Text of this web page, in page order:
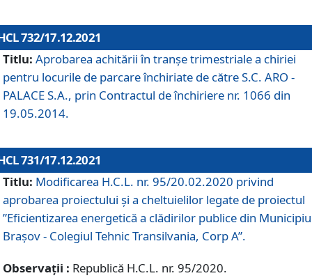
732/17.12.2021
Titlu: Aprobarea achitării în tranșe trimestriale a chiriei
pentru locurile de parcare închiriate de către S.C. ARO -
PALACE S.A., prin Contractul de închiriere nr. 1066 din
19.05.2014.
731/17.12.2021
Titlu: Modificarea H.C.L. nr. 95/20.02.2020 privind
aprobarea proiectului și a cheltuielilor legate de proiectul
”Eficientizarea energetică a clădirilor publice din
Brașov - Colegiul Tehnic Transilvania, Corp A”.
Observații : Republică H.C.L. nr. 95/2020.